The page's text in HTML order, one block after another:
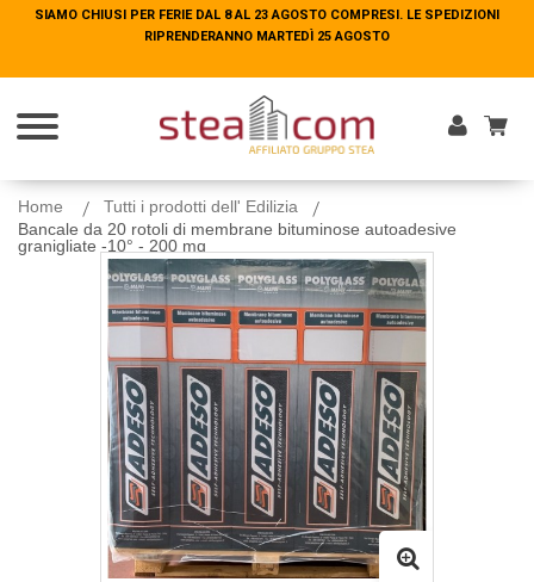
SIAMO CHIUSI PER FERIE DAL 8 AL 23 AGOSTO COMPRESI. LE SPEDIZIONI
RIPRENDERANNO MARTEDÌ 25 AGOSTO
Home
Tutti i prodotti dell' Edilizia
Bancale da 20 rotoli di membrane bituminose autoadesive
granigliate -10° - 200 mq
SIAMO CHIUSI PER FERIE DAL 8 AL 23 AGOSTO COMPRESI. LE SPEDIZIONI
RIPRENDERANNO MARTEDÌ 25 AGOSTO